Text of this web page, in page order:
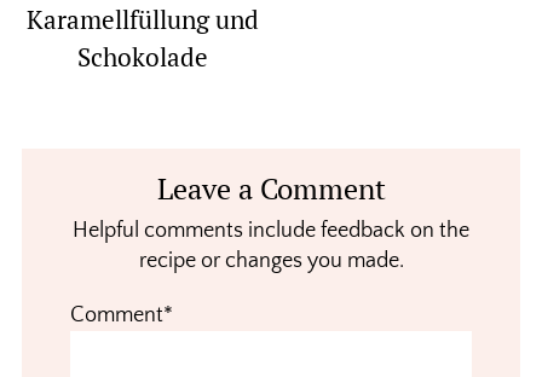
Karamellfüllung und
Schokolade
InteractionsLeave a Comment
Helpful comments include feedback on the
recipe or changes you made.
Comment*